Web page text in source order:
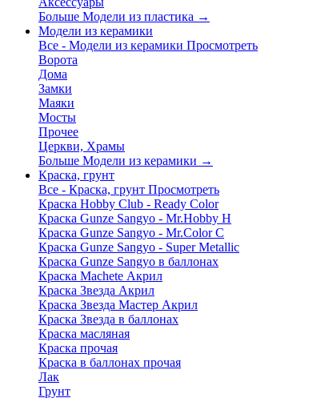
Больше Модели из пластика →
Модели из керамики
Все - Модели из керамики Просмотреть
Ворота
Дома
Замки
Маяки
Мосты
Прочее
Церкви, Храмы
Больше Модели из керамики →
Краска, грунт
Все - Краска, грунт Просмотреть
Краска Hobby Club - Ready Color
Краска Gunze Sangyo - Mr.Hobby H
Краска Gunze Sangyo - Mr.Color C
Краска Gunze Sangyo - Super Metallic
Краска Gunze Sangyo в баллонах
Краска Machete Акрил
Краска Звезда Акрил
Краска Звезда Мастер Акрил
Краска Звезда в баллонах
Краска масляная
Краска прочая
Краска в баллонах прочая
Лак
Грунт